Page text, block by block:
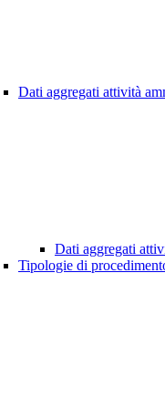
Dati aggregati attività
Dati aggregati
Tipologie di